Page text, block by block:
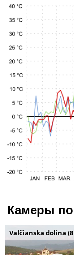
Камеры
Valčianska dolina